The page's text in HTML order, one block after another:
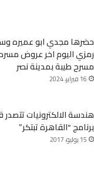
حضرها مجدي ابو عميره
رمزي اليوم اخر عروض
مسرح طيبة بمدينة نصر
16 فبراير، 2024
هندسة الالكترونيات
برنامج “القاهرة تبتكر”
15 يوليو، 2017